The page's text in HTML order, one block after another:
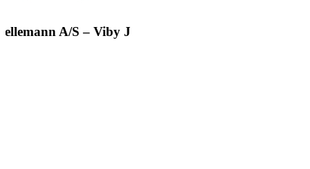
A/S – Viby J